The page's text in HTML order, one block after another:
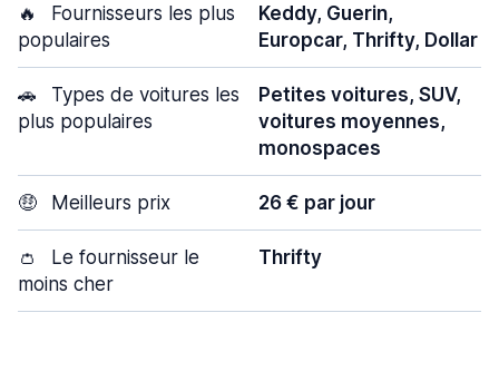
🔥
Fournisseurs les plus
populaires
Keddy, Guerin,
Europcar, Thrifty, Dollar
🚗
Types de voitures les
plus populaires
Petites voitures, SUV,
voitures moyennes,
monospaces
🤑 Meilleurs prix 26 € par jour
👛
Le fournisseur le
moins cher
Thrifty